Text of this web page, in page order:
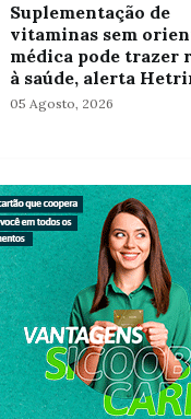
Suplementação de
vitaminas sem
médica pode trazer
à saúde, alerta
05 Agosto, 2026